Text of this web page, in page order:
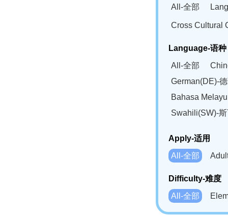
All-全部
Cross Cultural
Language-语种
All-全部
German(DE)-
Bahasa
Swahili(SW)-
Apply-适用
All-全部
Difficulty-难度
All-全部